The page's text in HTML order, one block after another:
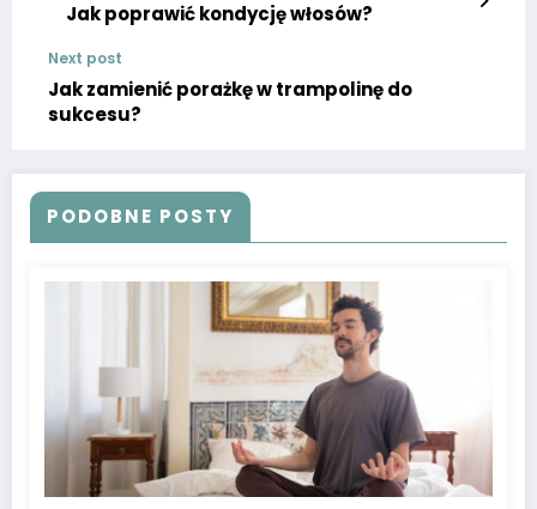
Jak poprawić kondycję włosów?
Next post
Jak zamienić porażkę w trampolinę do
sukcesu?
PODOBNE POSTY